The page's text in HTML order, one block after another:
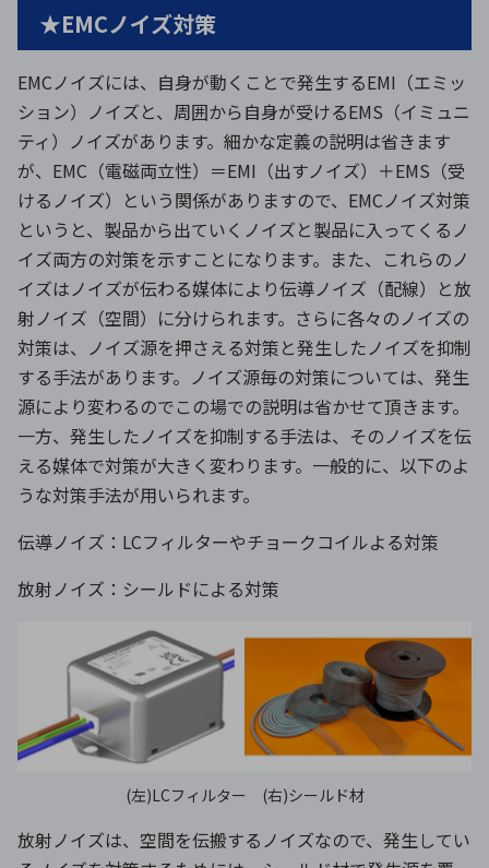
★EMCノイズ対策
EMCノイズには、自身が動くことで発生するEMI （エミッ
ション）ノイズと、周囲から自身が受けるEMS （イミュニ
ティ）ノイズがあります。細かな定義の説明は省きます
が、 EMC （電磁両立性）＝EMI （出すノイズ）＋EMS （受
けるノイズ）という関係がありますので、 EMCノイズ対策
というと、製品から出ていくノイズと製品に入ってくるノ
イズ両方の対策を示すことになります。また、これらのノ
イズはノイズが伝わる媒体により伝導ノイズ（配線）と放
射ノイズ（空間）に分けられます。さらに各々のノイズの
対策は、ノイズ源を押さえる対策と発生したノイズを抑制
する手法があります。ノイズ源毎の対策については、発生
源により変わるのでこの場での説明は省かせて頂きます。
一方、発生したノイズを抑制する手法は、そのノイズを伝
える媒体で対策が大きく変わります。一般的に、以下のよ
うな対策手法が用いられます。
伝導ノイズ： LCフィルターやチョークコイルよる対策
放射ノイズ：シールドによる対策
(左)LCフィルター (右)シールド材
放射ノイズは、空間を伝搬するノイズなので、発生してい